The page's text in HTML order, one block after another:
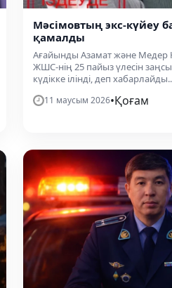
Мәсімовтың экс-күйеу
қамалды
Ағайынды Азамат және Медер
ЖШС-нің 25 пайыз үлесін
күдікке ілінді, деп
11 маусым 2026•Қоғам